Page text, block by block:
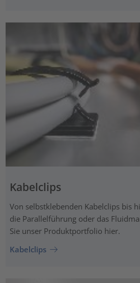
Kabelclips
Von selbstklebenden Kabelclips bis
die Parallelführung oder das
Sie unser Produktportfolio hier.
Kabelclips